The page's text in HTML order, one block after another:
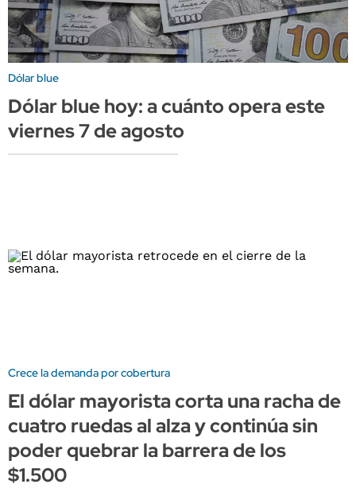
Dólar blue
Dólar blue hoy: a cuánto opera este
viernes 7 de agosto
Crece la demanda por cobertura
El dólar mayorista corta una racha de
cuatro ruedas al alza y continúa sin
poder quebrar la barrera de los
$1.500